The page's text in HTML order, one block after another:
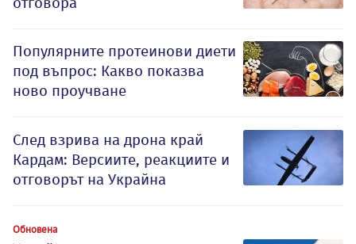
Популярните протеинови диети
под въпрос: Какво показва
ново проучване
След взрива на дрона край
Кардам: Версиите, реакциите и
отговорът на Украйна
Обновена